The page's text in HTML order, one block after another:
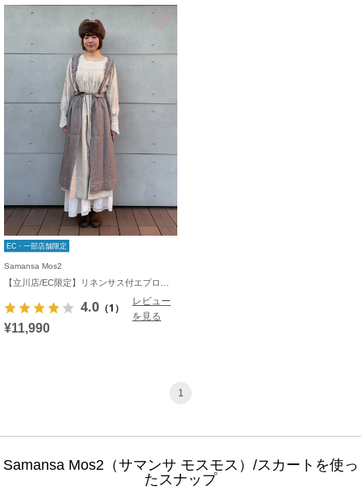
EC・一部店舗限定
Samansa Mos2
4.0 （1）
レビュー
を見る
¥11,990
1
Samansa Mos2（サマンサ モスモス）/スカートを使っ
たスナップ